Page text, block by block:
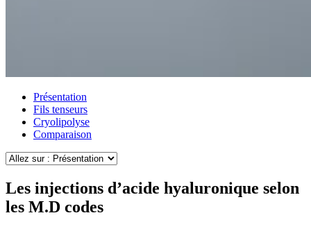
Présentation
Fils tenseurs
Cryolipolyse
Comparaison
Les injections d’acide hyaluronique selon
les M.D codes